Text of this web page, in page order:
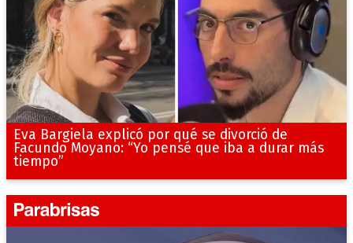
Eva Bargiela explicó por qué se divorció de
Facundo Moyano: “Yo pensé que iba a durar más
tiempo”